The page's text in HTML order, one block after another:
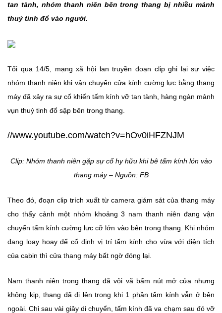
tan tành, nhóm thanh niên bên trong thang bị nhiều mảnh
thuỷ tinh đổ vào người.
Tối qua 14/5, mạng xã hội lan truyền đoạn clip ghi lại sự việc
nhóm thanh niên khi vận chuyển cửa kính cường lực bằng thang
máy đã xảy ra sự cố khiến tấm kính vỡ tan tành, hàng ngàn mảnh
vụn thuỷ tinh đổ sập bên trong thang.
//www.youtube.com/watch?v=hOv0iHFZNJM
Clip: Nhóm thanh niên gặp sự cố hy hữu khi bê tấm kính lớn vào
thang máy – Nguồn: FB
Theo đó, đoạn clip trích xuất từ camera giám sát của thang máy
cho thấy cảnh một nhóm khoảng 3 nam thanh niên đang vận
chuyển tấm kính cường lực cỡ lớn vào bên trong thang. Khi nhóm
đang loay hoay để cố định vị trí tấm kính cho vừa với diện tích
của cabin thì cửa thang máy bất ngờ đóng lại.
Nam thanh niên trong thang đã vội vã bấm nút mở cửa nhưng
không kịp, thang đã đi lên trong khi 1 phần tấm kính vẫn ở bên
ngoài. Chỉ sau vài giây di chuyển, tấm kính đã va chạm sau đó vỡ